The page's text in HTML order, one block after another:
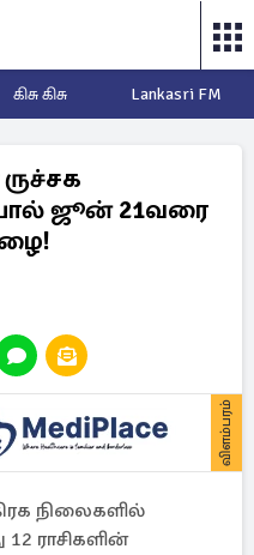
கிசு கிசு Lankasri FM
ஜூன் 21வரை
விளம்பரம்
நிலைகளில்
ராசிகளின்